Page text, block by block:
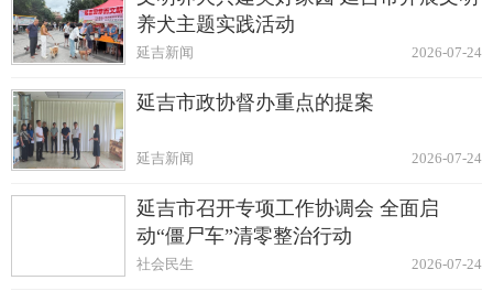
养犬主题实践活动
2026-07-24
延吉新闻
延吉市政协督办重点的提案
2026-07-24
延吉新闻
延吉市召开专项工作协调会 全面启
动“僵尸车”清零整治行动
2026-07-24
社会民生